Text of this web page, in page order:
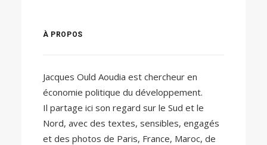
À PROPOS
Jacques Ould Aoudia est chercheur en
économie politique du développement.
Il partage ici son regard sur le Sud et le
Nord, avec des textes, sensibles, engagés
et des photos de Paris, France, Maroc, de